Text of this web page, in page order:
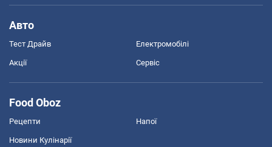
Авто
Тест Драйв Електромобілі
Акції Сервіс
Food Oboz
Рецепти Напої
Новини Кулінарії